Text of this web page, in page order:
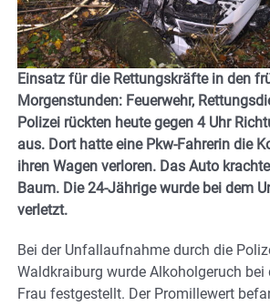
Einsatz für die Rettungskräfte in den
Morgenstunden: Feuerwehr,
Polizei rückten heute gegen 4 Uhr
aus. Dort hatte eine Pkw-Fahrerin die
ihren Wagen verloren. Das Auto
Baum. Die 24-Jährige wurde bei dem
verletzt.
Bei der Unfallaufnahme durch die
Waldkraiburg wurde Alkoholgeruch bei
Frau festgestellt. Der Promillewert